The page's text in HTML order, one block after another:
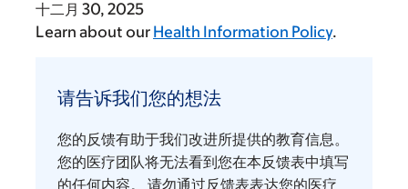
十二月 30, 2025
Learn about our Health Information Policy.
告
我
们
请告诉我们您的想法
您的反馈有助于我们改进所提供的教育信息。
您的医疗团队将无法看到您在本反馈表中填写
的任何内容。 请勿通过反馈表表达您的医疗